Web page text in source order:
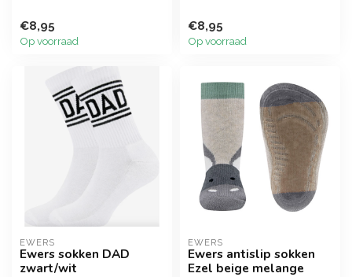
€8,95
Op voorraad
€8,95
Op voorraad
EWERS
Ewers sokken DAD
zwart/wit
EWERS
Ewers antislip sokken
Ezel beige melange